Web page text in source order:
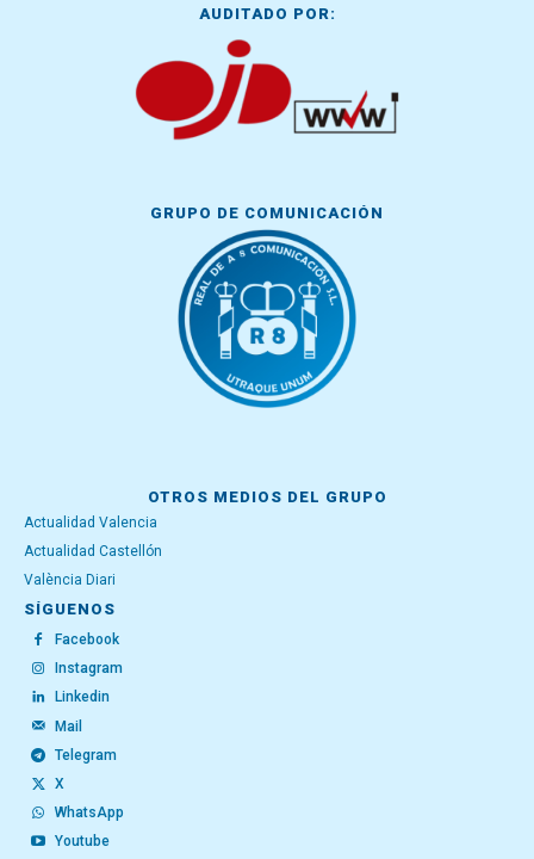
AUDITADO POR:
GRUPO DE COMUNICACIÓN
OTROS MEDIOS DEL GRUPO
Actualidad Valencia
Actualidad Castellón
València Diari
SÍGUENOS
Facebook
Instagram
Linkedin
Mail
Telegram
X
WhatsApp
Youtube